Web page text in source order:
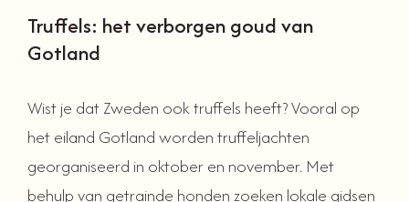
Truffels: het verborgen goud van
Gotland
Wist je dat Zweden ook truffels heeft? Vooral op
het eiland Gotland worden truffeljachten
georganiseerd in oktober en november. Met
behulp van getrainde honden zoeken lokale gidsen